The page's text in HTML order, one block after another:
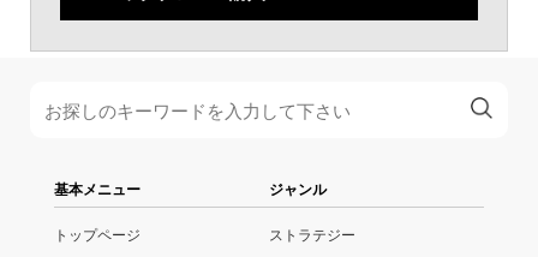
基本メニュー
トップページ
ジャンル
ストラテジー